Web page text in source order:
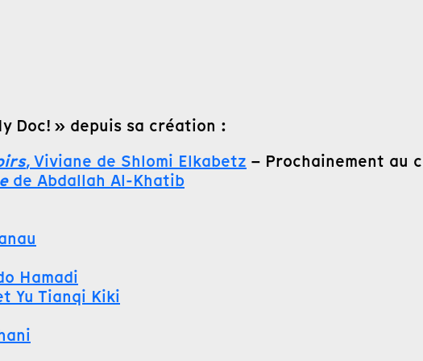
Doc! » depuis sa création :
, Viviane de Shlomi Elkabetz – Prochainement au
de Abdallah Al-Khatib
Hamadi
Yu Tianqi Kiki